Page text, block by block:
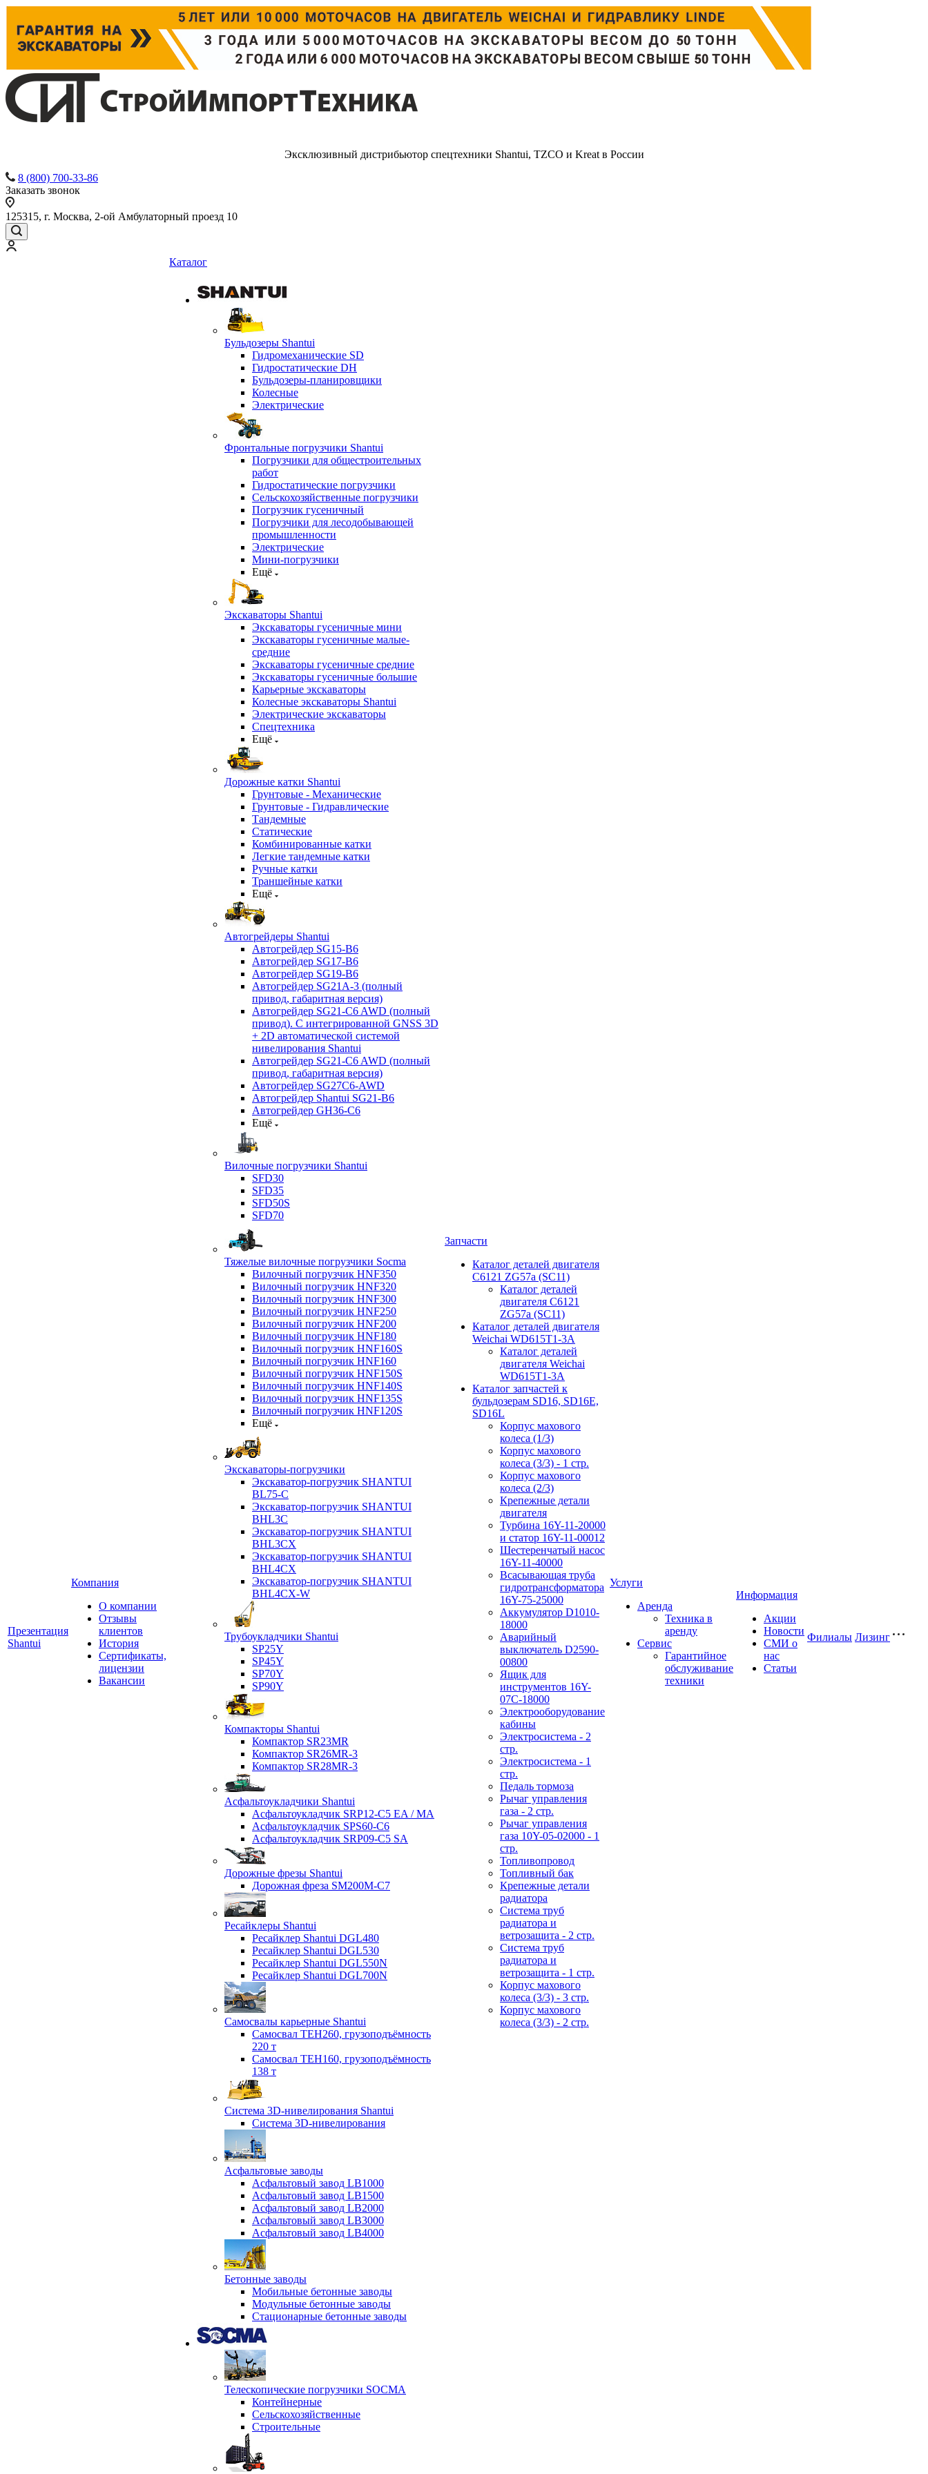
Эксклюзивный дистрибьютор спецтехники Shantui, TZCO и Kreat в России
8 (800) 700-33-86
Заказать звонок
125315, г. Москва, 2-ой Амбулаторный проезд 10
Презентация
Shantui
Компания
О компании
Отзывы
клиентов
История
Сертификаты,
лицензии
Вакансии
Каталог
Бульдозеры Shantui
Гидромеханические SD
Гидростатические DH
Бульдозеры-планировщики
Колесные
Электрические
Фронтальные погрузчики Shantui
Погрузчики для общестроительных
работ
Гидростатические погрузчики
Сельскохозяйственные погрузчики
Погрузчик гусеничный
Погрузчики для лесодобывающей
промышленности
Электрические
Мини-погрузчики
Ещё
Экскаваторы Shantui
Экскаваторы гусеничные мини
Экскаваторы гусеничные малые-
средние
Экскаваторы гусеничные средние
Экскаваторы гусеничные большие
Карьерные экскаваторы
Колесные экскаваторы Shantui
Электрические экскаваторы
Спецтехника
Ещё
Дорожные катки Shantui
Грунтовые - Механические
Грунтовые - Гидравлические
Тандемные
Статические
Комбинированные катки
Легкие тандемные катки
Ручные катки
Траншейные катки
Ещё
Автогрейдеры Shantui
Автогрейдер SG15-B6
Автогрейдер SG17-B6
Автогрейдер SG19-B6
Автогрейдер SG21А-3 (полный
привод, габаритная версия)
Автогрейдер SG21-C6 AWD (полный
привод). С интегрированной GNSS 3D
+ 2D автоматической системой
нивелирования Shantui
Автогрейдер SG21-C6 AWD (полный
привод, габаритная версия)
Автогрейдер SG27C6-AWD
Автогрейдер Shantui SG21-B6
Автогрейдер GH36-C6
Ещё
Вилочные погрузчики Shantui
SFD30
SFD35
SFD50S
SFD70
Тяжелые вилочные погрузчики Socma
Вилочный погрузчик HNF350
Вилочный погрузчик HNF320
Вилочный погрузчик HNF300
Вилочный погрузчик HNF250
Вилочный погрузчик HNF200
Вилочный погрузчик HNF180
Вилочный погрузчик HNF160S
Вилочный погрузчик HNF160
Вилочный погрузчик HNF150S
Вилочный погрузчик HNF140S
Вилочный погрузчик HNF135S
Вилочный погрузчик HNF120S
Ещё
Экскаваторы-погрузчики
Экскаватор-погрузчик SHANTUI
BL75-C
Экскаватор-погрузчик SHANTUI
BHL3C
Экскаватор-погрузчик SHANTUI
BHL3CX
Экскаватор-погрузчик SHANTUI
BHL4CX
Экскаватор-погрузчик SHANTUI
BHL4CX-W
Трубоукладчики Shantui
SP25Y
SP45Y
SP70Y
SP90Y
Компакторы Shantui
Компактор SR23MR
Компактор SR26MR-3
Компактор SR28MR-3
Асфальтоукладчики Shantui
Асфальтоукладчик SRP12-C5 EA / МА
Асфальтоукладчик SPS60-C6
Асфальтоукладчик SRP09-C5 SA
Дорожные фрезы Shantui
Дорожная фреза SM200M-C7
Ресайклеры Shantui
Ресайклер Shantui DGL480
Ресайклер Shantui DGL530
Ресайклер Shantui DGL550N
Ресайклер Shantui DGL700N
Самосвалы карьерные Shantui
Самосвал TEH260, грузоподъёмность
220 т
Самосвал TEH160, грузоподъёмность
138 т
Система 3D-нивелирования Shantui
Система 3D-нивелирования
Асфальтовые заводы
Асфальтовый завод LB1000
Асфальтовый завод LB1500
Асфальтовый завод LB2000
Асфальтовый завод LB3000
Асфальтовый завод LB4000
Бетонные заводы
Мобильные бетонные заводы
Модульные бетонные заводы
Стационарные бетонные заводы
Телескопические погрузчики SOCMA
Контейнерные
Сельскохозяйственные
Строительные
Запчасти
Каталог деталей двигателя
C6121 ZG57a (SC11)
Каталог деталей
двигателя C6121
ZG57a (SC11)
Каталог деталей двигателя
Weichai WD615T1-3A
Каталог деталей
двигателя Weichai
WD615T1-3A
Каталог запчастей к
бульдозерам SD16, SD16E,
SD16L
Корпус махового
колеса (1/3)
Корпус махового
колеса (3/3) - 1 стр.
Корпус махового
колеса (2/3)
Крепежные детали
двигателя
Турбина 16Y-11-20000
и статор 16Y-11-00012
Шестеренчатый насос
16Y-11-40000
Всасывающая труба
гидротрансформатора
16Y-75-25000
Аккумулятор D1010-
18000
Аварийный
выключатель D2590-
00800
Ящик для
инструментов 16Y-
07С-18000
Электрооборудование
кабины
Электросистема - 2
стр.
Электросистема - 1
стр.
Педаль тормоза
Рычаг управления
газа - 2 стр.
Рычаг управления
газа 10Y-05-02000 - 1
стр.
Топливопровод
Топливный бак
Крепежные детали
радиатора
Система труб
радиатора и
ветрозащита - 2 стр.
Система труб
радиатора и
ветрозащита - 1 стр.
Корпус махового
колеса (3/3) - 3 стр.
Корпус махового
колеса (3/3) - 2 стр.
Услуги
Аренда
Техника в
аренду
Сервис
Гарантийное
обслуживание
техники
Информация
Акции
Новости
СМИ о
нас
Статьи
Филиалы Лизинг